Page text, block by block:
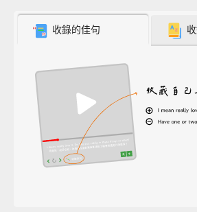
收錄的佳句